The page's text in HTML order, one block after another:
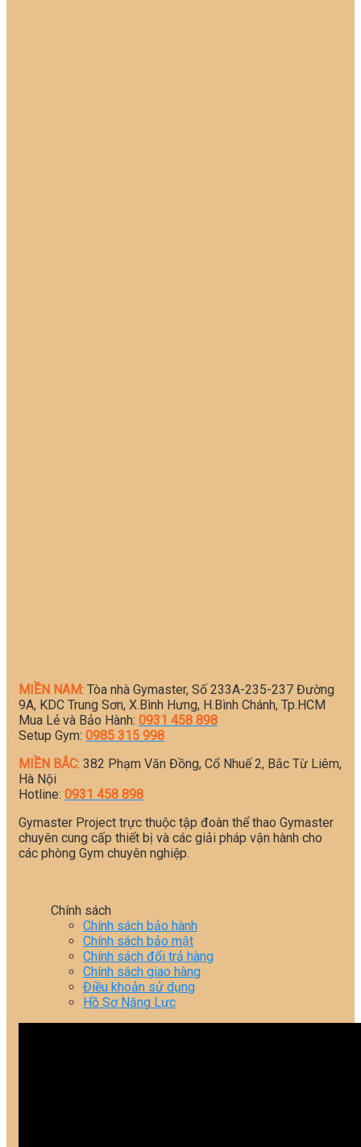
MIỀN NAM: Tòa nhà Gymaster, Số 233A-235-237 Đường
9A, KDC Trung Sơn, X.Bình Hưng, H.Bình Chánh, Tp.HCM
Mua Lẻ và Bảo Hành: 0931 458 898
Setup Gym: 0985 315 998
MIỀN BẮC: 382 Phạm Văn Đồng, Cổ Nhuế 2, Bắc Từ Liêm,
Hà Nội
Hotline: 0931 458 898
Gymaster Project trực thuộc tập đoàn thể thao Gymaster
chuyên cung cấp thiết bị và các giải pháp vận hành cho
các phòng Gym chuyên nghiệp.
Chính sách
Chính sách bảo hành
Chính sách bảo mật
Chính sách đổi trả hàng
Chính sách giao hàng
Điều khoản sử dụng
Hồ Sơ Năng Lực